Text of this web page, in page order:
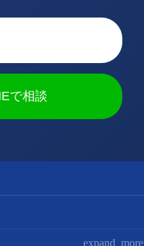
で相談
expand_more